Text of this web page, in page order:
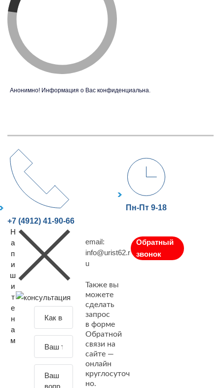
Анонимно! Информация о Вас конфиденциальна.
+7 (4912) 41-90-66
Пн-Пт 9-18
Н
а
п
и
ш
и
т
е
н
а
м
email:
info@urist62.r
u
Также вы
можете
сделать
запрос
в форме
Обратной
связи на
сайте —
онлайн
круглосуточ
но.
Обратный
звонок